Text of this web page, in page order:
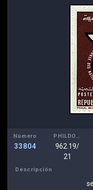
Número
33804
PHILDOM
962.19/
21
Descripción